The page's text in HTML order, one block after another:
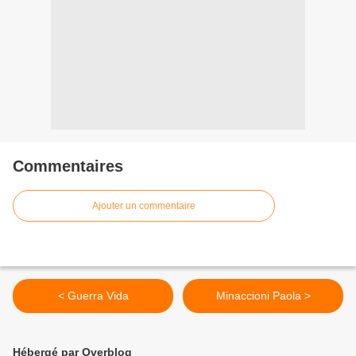
Commentaires
Ajouter un commentaire
< Guerra Vida Minaccioni Paola >
Hébergé par Overblog